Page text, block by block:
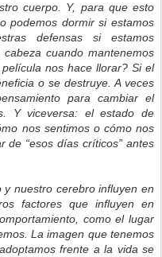
cuerpo. Y, para que esto
podemos dormir si estamos
defensas si estamos
cuando mantenemos
nos hace llorar? Si el
o se destruye. A veces
para cambiar el
Y viceversa: el estado de
nos sentimos o cómo nos
de “esos días críticos” antes
nuestro cerebro influyen en
factores que influyen en
como el lugar
La imagen que tenemos
frente a la vida se